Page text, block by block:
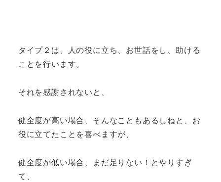
タイプ２は、人の役に立ち、お世話をし、助ける
ことを行います。
それを感謝されないと、
健全度が高い場合、そんなこともあるしねと、お
役に立てたことを喜べますが、
健全度が低い場合、まだ足りない！とやりすぎ
て、